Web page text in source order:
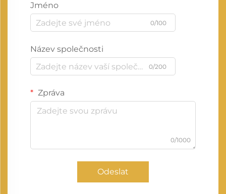
Jméno
0/100
Název společnosti
0/200
Zpráva
0/1000
Odeslat